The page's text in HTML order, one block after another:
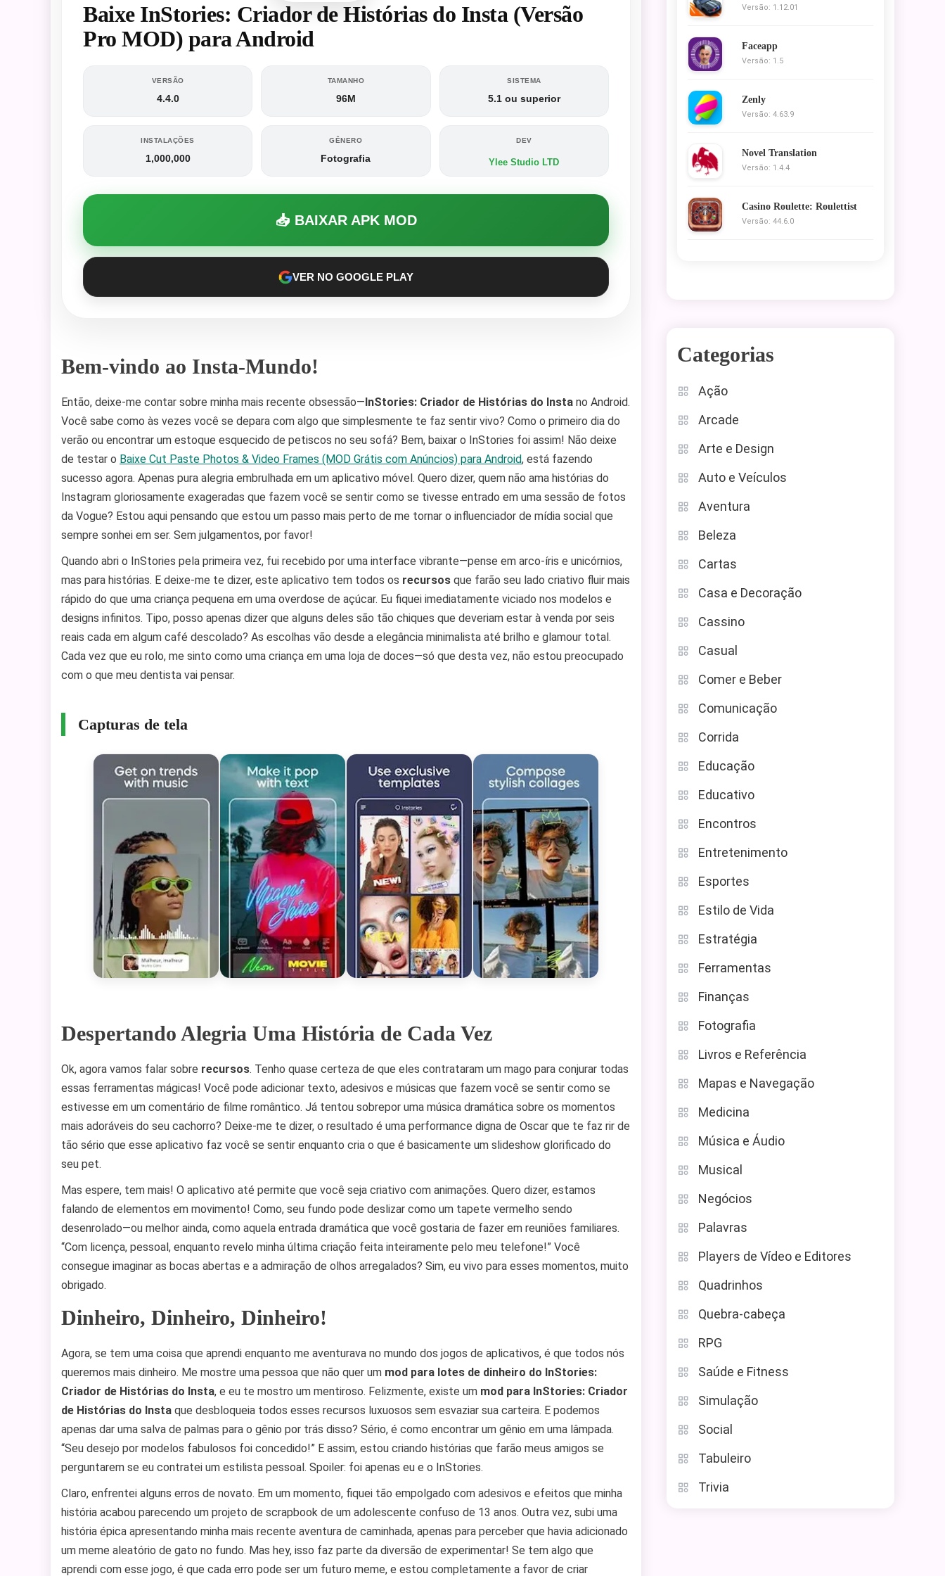
Baixe InStories: Criador de Histórias do Insta (Versão
Pro MOD) para Android
VERSÃO
4.4.0
TAMANHO
96M
SISTEMA
5.1 ou superior
INSTALAÇÕES
1,000,000
GÊNERO
Fotografia
DEV
Ylee Studio LTD
📥 BAIXAR APK MOD
VER NO GOOGLE PLAY
Bem-vindo ao Insta-Mundo!
Então, deixe-me contar sobre minha mais recente obsessão—InStories: Criador de Histórias do Insta no Android.
Você sabe como às vezes você se depara com algo que simplesmente te faz sentir vivo? Como o primeiro dia do
verão ou encontrar um estoque esquecido de petiscos no seu sofá? Bem, baixar o InStories foi assim! Não deixe
de testar o Baixe Cut Paste Photos & Video Frames (MOD Grátis com Anúncios) para Android, está fazendo
sucesso agora. Apenas pura alegria embrulhada em um aplicativo móvel. Quero dizer, quem não ama histórias do
Instagram gloriosamente exageradas que fazem você se sentir como se tivesse entrado em uma sessão de fotos
da Vogue? Estou aqui pensando que estou um passo mais perto de me tornar o influenciador de mídia social que
sempre sonhei em ser. Sem julgamentos, por favor!
Quando abri o InStories pela primeira vez, fui recebido por uma interface vibrante—pense em arco-íris e unicórnios,
mas para histórias. E deixe-me te dizer, este aplicativo tem todos os recursos que farão seu lado criativo fluir mais
rápido do que uma criança pequena em uma overdose de açúcar. Eu fiquei imediatamente viciado nos modelos e
designs infinitos. Tipo, posso apenas dizer que alguns deles são tão chiques que deveriam estar à venda por seis
reais cada em algum café descolado? As escolhas vão desde a elegância minimalista até brilho e glamour total.
Cada vez que eu rolo, me sinto como uma criança em uma loja de doces—só que desta vez, não estou preocupado
com o que meu dentista vai pensar.
Capturas de tela
Despertando Alegria Uma História de Cada Vez
Ok, agora vamos falar sobre recursos. Tenho quase certeza de que eles contrataram um mago para conjurar todas
essas ferramentas mágicas! Você pode adicionar texto, adesivos e músicas que fazem você se sentir como se
estivesse em um comentário de filme romântico. Já tentou sobrepor uma música dramática sobre os momentos
mais adoráveis do seu cachorro? Deixe-me te dizer, o resultado é uma performance digna de Oscar que te faz rir de
tão sério que esse aplicativo faz você se sentir enquanto cria o que é basicamente um slideshow glorificado do
seu pet.
Mas espere, tem mais! O aplicativo até permite que você seja criativo com animações. Quero dizer, estamos
falando de elementos em movimento! Como, seu fundo pode deslizar como um tapete vermelho sendo
desenrolado—ou melhor ainda, como aquela entrada dramática que você gostaria de fazer em reuniões familiares.
“Com licença, pessoal, enquanto revelo minha última criação feita inteiramente pelo meu telefone!” Você
consegue imaginar as bocas abertas e a admiração de olhos arregalados? Sim, eu vivo para esses momentos, muito
obrigado.
Dinheiro, Dinheiro, Dinheiro!
Agora, se tem uma coisa que aprendi enquanto me aventurava no mundo dos jogos de aplicativos, é que todos nós
queremos mais dinheiro. Me mostre uma pessoa que não quer um mod para lotes de dinheiro do InStories:
Criador de Histórias do Insta, e eu te mostro um mentiroso. Felizmente, existe um mod para InStories: Criador
de Histórias do Insta que desbloqueia todos esses recursos luxuosos sem esvaziar sua carteira. E podemos
apenas dar uma salva de palmas para o gênio por trás disso? Sério, é como encontrar um gênio em uma lâmpada.
“Seu desejo por modelos fabulosos foi concedido!” E assim, estou criando histórias que farão meus amigos se
perguntarem se eu contratei um estilista pessoal. Spoiler: foi apenas eu e o InStories.
Claro, enfrentei alguns erros de novato. Em um momento, fiquei tão empolgado com adesivos e efeitos que minha
história acabou parecendo um projeto de scrapbook de um adolescente confuso de 13 anos. Outra vez, subi uma
história épica apresentando minha mais recente aventura de caminhada, apenas para perceber que havia adicionado
um meme aleatório de gato no fundo. Mas hey, isso faz parte da diversão de experimentar! Se tem algo que
aprendi com esse jogo, é que cada erro pode ser um futuro meme, e estou completamente a favor de criar
Versão: 1.12.01
Faceapp
Versão: 1.5
Zenly
Versão: 4.63.9
Novel Translation
Versão: 1.4.4
Casino Roulette: Roulettist
Versão: 44.6.0
Categorias
Ação
Arcade
Arte e Design
Auto e Veículos
Aventura
Beleza
Cartas
Casa e Decoração
Cassino
Casual
Comer e Beber
Comunicação
Corrida
Educação
Educativo
Encontros
Entretenimento
Esportes
Estilo de Vida
Estratégia
Ferramentas
Finanças
Fotografia
Livros e Referência
Mapas e Navegação
Medicina
Música e Áudio
Musical
Negócios
Palavras
Players de Vídeo e Editores
Quadrinhos
Quebra-cabeça
RPG
Saúde e Fitness
Simulação
Social
Tabuleiro
Trivia